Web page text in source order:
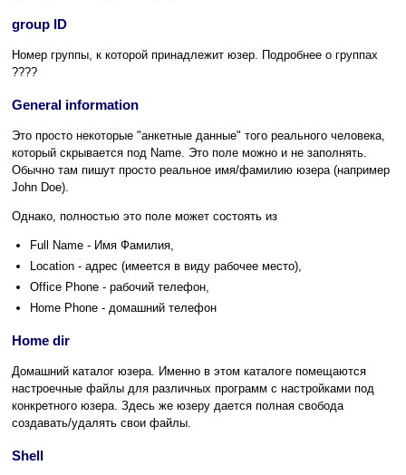
group ID
Номер группы, к которой принадлежит юзер. Подробнее о группах
????
General information
Это просто некоторые "анкетные данные" того реального человека,
который скрывается под Name. Это поле можно и не заполнять.
Обычно там пишут просто реальное имя/фамилию юзера (например
John Doe).
Однако, полностью это поле может состоять из
Full Name - Имя Фамилия,
Location - адрес (имеется в виду рабочее место),
Office Phone - рабочий телефон,
Home Phone - домашний телефон
Home dir
Домашний каталог юзера. Именно в этом каталоге помещаются
настроечные файлы для различных программ с настройками под
конкретного юзера. Здесь же юзеру дается полная свобода
создавать/удалять свои файлы.
Shell